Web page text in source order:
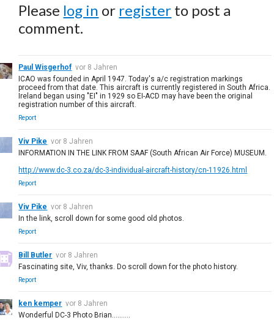
Please log in or register to post a
comment.
Paul Wisgerhof vor 8 Jahren
ICAO was founded in April 1947. Today's a/c registration markings
proceed from that date. This aircraft is currently registered in South Africa.
Ireland began using "EI" in 1929 so EI-ACD may have been the original
registration number of this aircraft.
Report
Viv Pike vor 8 Jahren
INFORMATION IN THE LINK FROM SAAF (South African Air Force) MUSEUM.
http://www.dc-3.co.za/dc-3-individual-aircraft-history/cn-11926.html
Report
Viv Pike vor 8 Jahren
In the link, scroll down for some good old photos.
Report
Bill Butler vor 8 Jahren
Fascinating site, Viv, thanks. Do scroll down for the photo history.
Report
ken kemper vor 8 Jahren
Wonderful DC-3 Photo Brian...…….